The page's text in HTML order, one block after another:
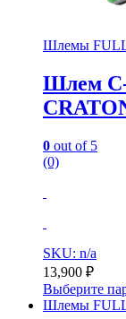
Шлемы
Шлем
0 out of 5
(0)
SKU: n/a
13,900 ₽
Выберите
Шлемы